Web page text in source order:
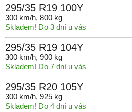
295/35 R19 100Y
300 km/h, 800 kg
Skladem! Do 3 dní u vás
295/35 R19 104Y
300 km/h, 900 kg
Skladem! Do 7 dní u vás
295/35 R20 105Y
300 km/h, 925 kg
Skladem! Do 4 dní u vás